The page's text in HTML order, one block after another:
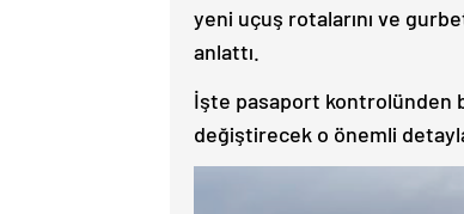
yeni uçuş rotalarını ve
anlattı.
İşte pasaport kontrolünden
değiştirecek o önemli